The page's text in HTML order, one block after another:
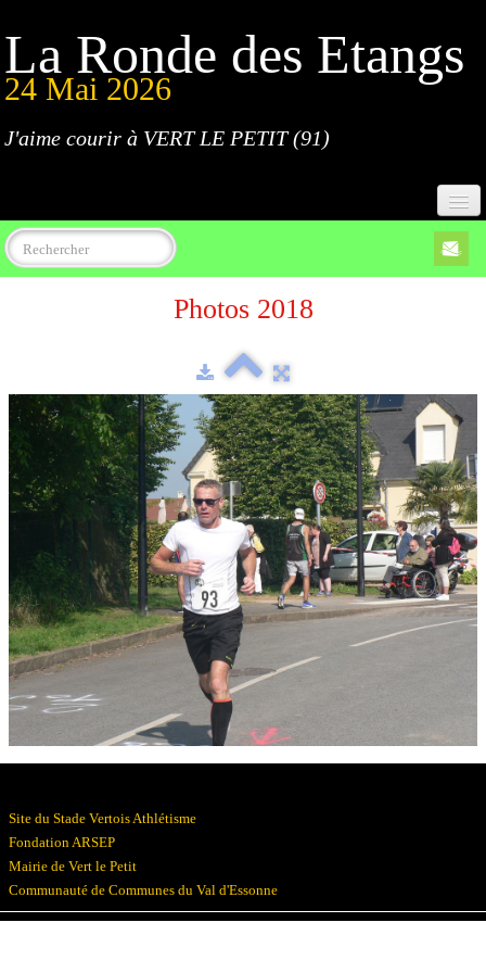
La Ronde des Etangs
24 Mai 2026
J'aime courir à VERT LE PETIT (91)
Accueil
Règlement
Parcours
Résultats
Devenez bénévoles
Partenaires
Photos▼
Photos 2018
Site du Stade Vertois Athlétisme
Fondation ARSEP
Mairie de Vert le Petit
Communauté de Communes du Val d'Essonne